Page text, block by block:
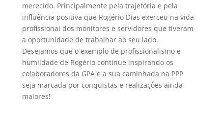
merecido. Principalmente pela trajetória e pela
influência positiva que Rogério Dias exerceu na vida
profissional dos monitores e servidores que tiveram
a oportunidade de trabalhar ao seu lado.
Desejamos que o exemplo de profissionalismo e
humildade de Rogério continue inspirando os
colaboradores da GPA e a sua caminhada na PPP
seja marcada por conquistas e realizações ainda
maiores!